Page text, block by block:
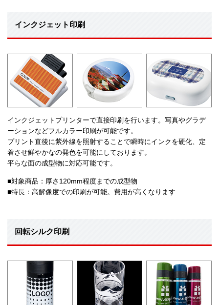
インクジェット印刷
インクジェットプリンターで直接印刷を行います。写真やグラデ
ーションなどフルカラー印刷が可能です。
プリント直後に紫外線を照射することで瞬時にインクを硬化、定
着させ鮮やかなの発色を可能にしております。
平らな面の成型物に対応可能です。
■対象商品：厚さ120mm程度までの成型物
■特長：高解像度での印刷が可能。費用が高くなります
回転シルク印刷